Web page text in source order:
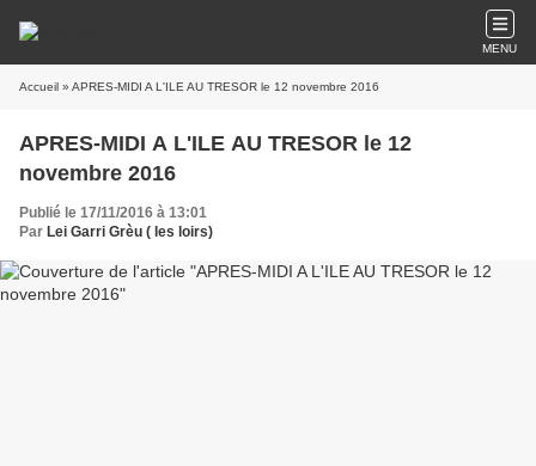
MENU
Accueil » APRES-MIDI A L'ILE AU TRESOR le 12 novembre 2016
APRES-MIDI A L'ILE AU TRESOR le 12
novembre 2016
Publié le 17/11/2016 à 13:01
Par Lei Garri Grèu ( les loirs)